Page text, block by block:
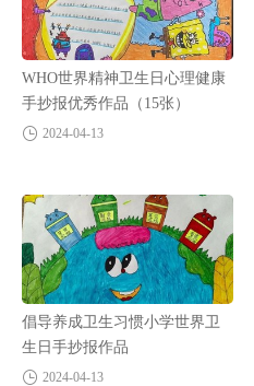
WHO世界精神卫生日心理健康
手抄报优秀作品（15张）
2024-04-13
倡导养成卫生习惯小学世界卫
生日手抄报作品
2024-04-13